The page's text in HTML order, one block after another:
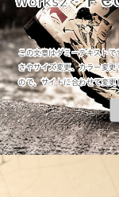
この文章はダミーテキスト
さやサイズ変更、カラー変
ので、サイトに合わせて変